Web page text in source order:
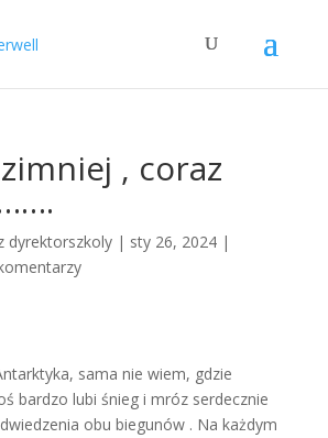
, coraz
dyrektorszkoly| sty 26, 2024|
sama nie wiem, gdzie
bardzo lubi śnieg i mróz serdecznie
obu biegunów . Na każdym